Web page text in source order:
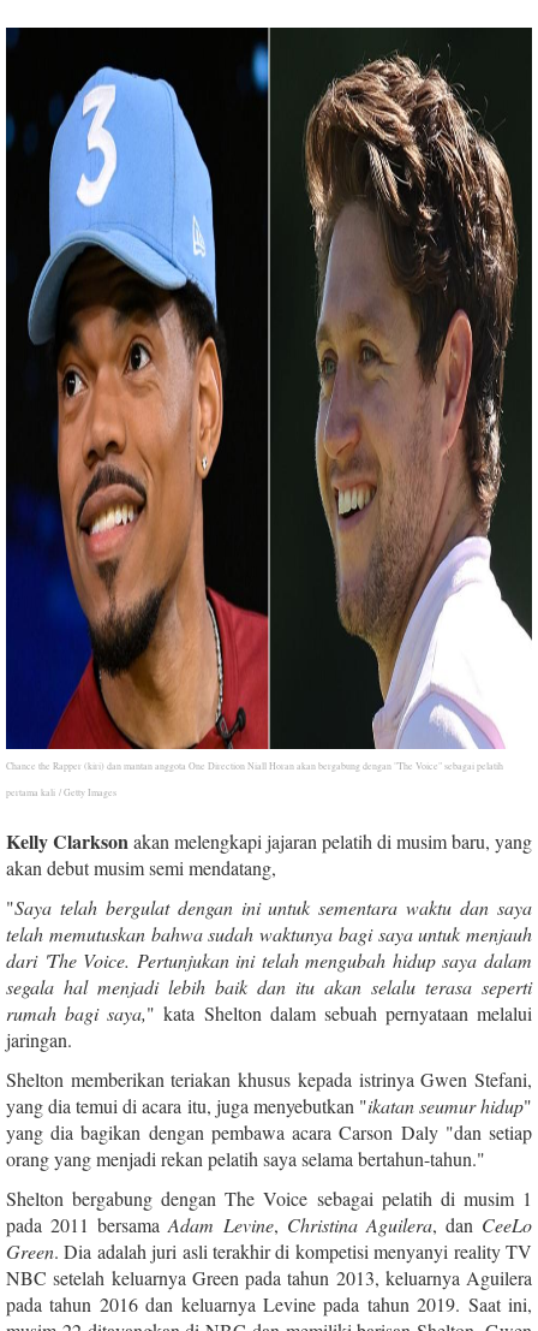
Chance the Rapper (kiri) dan mantan anggota One Direction Niall Horan akan bergabung dengan "The Voice" sebagai pelatih
pertama kali / Getty Images
Kelly Clarksonakan melengkapi jajaran pelatih di musim baru, yang
akan debut musim semi mendatang,
"Saya telah bergulat dengan ini untuk sementara waktu dan saya
telah memutuskan bahwa sudah waktunya bagi saya untuk menjauh
dari 'The Voice. Pertunjukan ini telah mengubah hidup saya dalam
segala hal menjadi lebih baik dan itu akan selalu terasa seperti
rumah bagi saya," kata Shelton dalam sebuah pernyataan melalui
jaringan.
Shelton memberikan teriakan khusus kepada istrinya Gwen Stefani,
yang dia temui di acara itu, juga menyebutkan "ikatan seumur hidup"
yang dia bagikan dengan pembawa acara Carson Daly "dan setiap
orang yang menjadi rekan pelatih saya selama bertahun-tahun."
Shelton bergabung dengan The Voice sebagai pelatih di musim 1
pada 2011 bersamaAdam Levine, Christina Aguilera, dan CeeLo
Green. Dia adalah juri asli terakhir di kompetisi menyanyi reality TV
NBC setelah keluarnya Green pada tahun 2013, keluarnya Aguilera
pada tahun 2016 dan keluarnya Levine pada tahun 2019. Saat ini,